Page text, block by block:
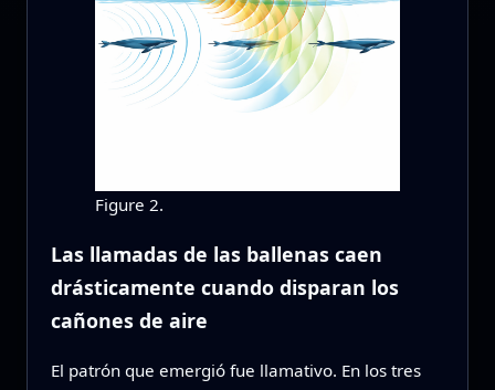
Figure 2.
Las llamadas de las ballenas caen
drásticamente cuando disparan los
cañones de aire
El patrón que emergió fue llamativo. En los tres